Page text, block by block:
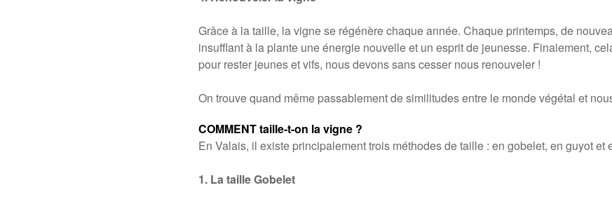
Grâce à la taille, la vigne se régénère chaque année. Chaque printemps, de
insufflant à la plante une énergie nouvelle et un esprit de jeunesse. Finalement,
pour rester jeunes et vifs, nous devons sans cesser nous renouveler !
On trouve quand même passablement de similitudes entre le monde végétal et
COMMENT taille-t-on la vigne ?
En Valais, il existe principalement trois méthodes de taille : en gobelet, en guyot et
1. La taille Gobelet